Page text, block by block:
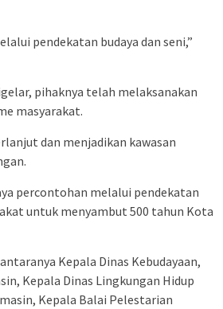
pendekatan budaya dan seni,”
pihaknya telah melaksanakan
masyarakat.
dan menjadikan kawasan
percontohan melalui pendekatan
untuk menyambut 500 tahun Kota
Kepala Dinas Kebudayaan,
Kepala Dinas Lingkungan Hidup
Kepala Balai Pelestarian